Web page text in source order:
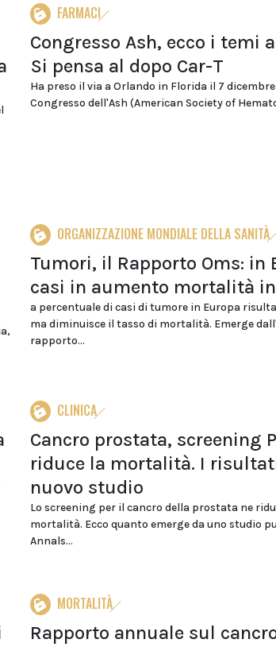
FARMACI
Congresso Ash, ecco i temi
Si pensa al dopo Car-T
Ha preso il via a Orlando in Florida il 7 dicembre
Congresso dell'Ash (American Society of
ORGANIZZAZIONE MONDIALE DELLA SANITÀ
Tumori, il Rapporto Oms: in
casi in aumento mortalità
a percentuale di casi di tumore in Europa
ma diminuisce il tasso di mortalità. Emerge
rapporto...
CLINICA
Cancro prostata, screening
riduce la mortalità. I
nuovo studio
Lo screening per il cancro della prostata ne
mortalità. Ecco quanto emerge da uno studio
Annals...
MORTALITÀ
Rapporto annuale sul